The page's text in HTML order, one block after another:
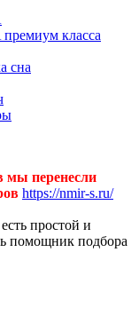
класса
сна
мы перенесли
https://nmir-s.ru/
простой и
помощник подбора